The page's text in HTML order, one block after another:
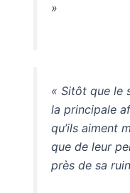
»
« Sitôt que le
la principale
qu’ils aiment
que de leur
près de sa